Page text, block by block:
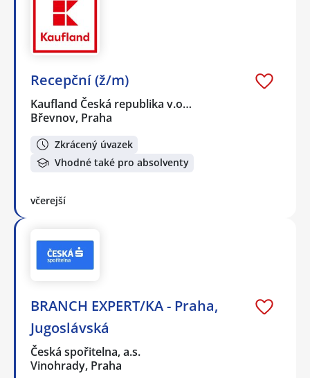
Recepční (ž/m)
Kaufland Česká republika v.o…
Břevnov, Praha
Zkrácený úvazek
Vhodné také pro absolventy
včerejší
BRANCH EXPERT/KA - Praha,
Jugoslávská
Česká spořitelna, a.s.
Vinohrady, Praha